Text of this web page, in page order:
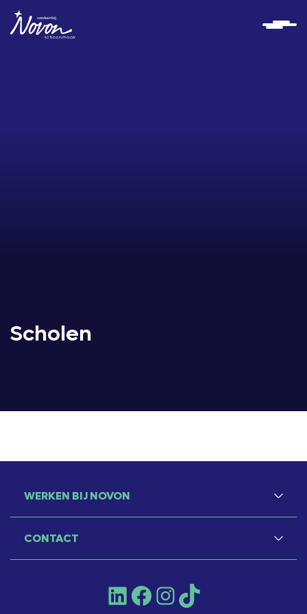
Scholen
WERKEN BIJ NOVON
CONTACT
LinkedInFacebookInstagram
TikTok